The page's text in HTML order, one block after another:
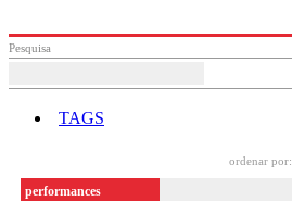
Pesquisa
TAGS
ordenar por:
performances